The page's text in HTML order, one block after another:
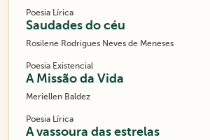
Poesia Lírica
Saudades do céu
Rosilene Rodrigues Neves de Meneses
Poesia Existencial
A Missão da Vida
Meriellen Baldez
Poesia Lírica
A vassoura das estrelas